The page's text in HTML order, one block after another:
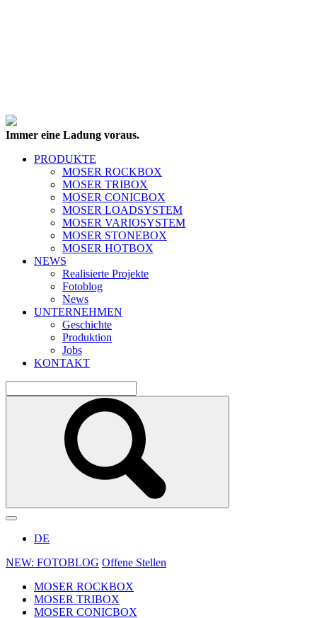
Immer eine Ladung voraus.
PRODUKTE
MOSER ROCKBOX
MOSER TRIBOX
MOSER CONICBOX
MOSER LOADSYSTEM
MOSER VARIOSYSTEM
MOSER STONEBOX
MOSER HOTBOX
NEWS
Realisierte Projekte
Fotoblog
News
UNTERNEHMEN
Geschichte
Produktion
Jobs
KONTAKT
DE
NEW: FOTOBLOG Offene Stellen
MOSER ROCKBOX
MOSER TRIBOX
MOSER CONICBOX